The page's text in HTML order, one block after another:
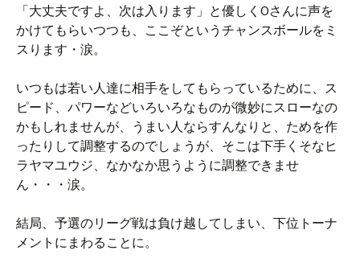
「大丈夫ですよ、次は入ります」と優しくOさんに声を
かけてもらいつつも、ここぞというチャンスボールをミ
スります・涙。
いつもは若い人達に相手をしてもらっているために、ス
ピード、パワーなどいろいろなものが微妙にスローなの
かもしれませんが、うまい人ならすんなりと、ためを作
ったりして調整するのでしょうが、そこは下手くそなヒ
ラヤマユウジ、なかなか思うように調整できませ
ん・・・涙。
結局、予選のリーグ戦は負け越してしまい、下位トーナ
メントにまわることに。